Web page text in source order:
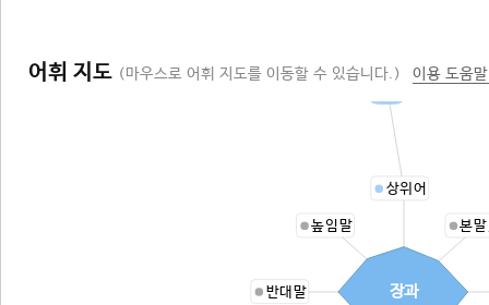
어휘 지도 (마우스로 어휘 지도를 이동할 수 있습니다.) 이용 도움
상위어
본
반대말
높임말
장과